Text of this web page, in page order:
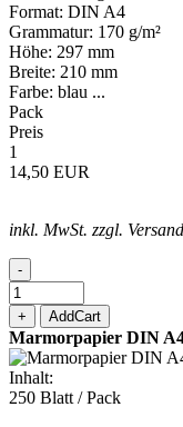
Format: DIN A4
Grammatur: 170 g/m²
Höhe: 297 mm
Breite: 210 mm
Farbe: blau ...
Pack
Preis
1
14,50 EUR
inkl. MwSt. zzgl. Versand
-
+ AddCart
Marmorpapier DIN
Inhalt:
250 Blatt / Pack